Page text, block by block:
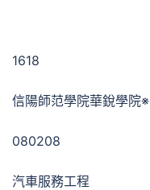
1618
信陽師范學院華銳學院※
080208
汽車服務工程